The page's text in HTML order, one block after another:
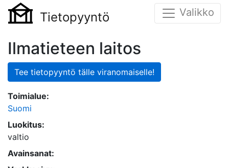
Tietopyyntö Valikko
Ilmatieteen laitos
Tee tietopyyntö tälle viranomaiselle!
Toimialue:
Suomi
Luokitus:
valtio
Avainsanat: